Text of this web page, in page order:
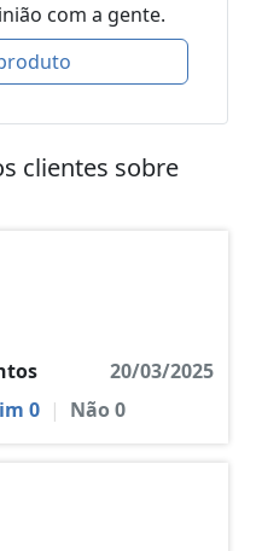
com a gente.
clientes sobre
20/03/2025
0 | Não0